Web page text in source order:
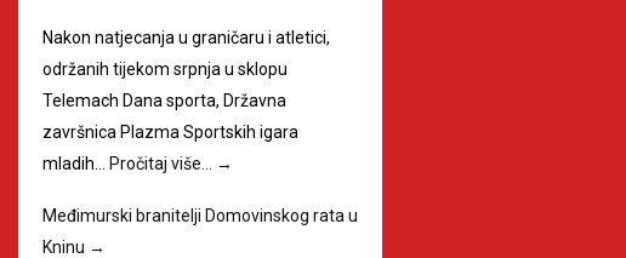
Nakon natjecanja u graničaru i atletici,
održanih tijekom srpnja u sklopu
Telemach Dana sporta, Državna
završnica Plazma Sportskih igara
mladih…
Pročitaj više… →
Međimurski branitelji Domovinskog rata u
Kninu →